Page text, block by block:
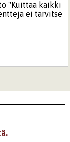
"Kuittaa kaikki
ei tarvitse